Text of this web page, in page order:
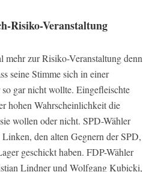
Risiko-Veranstaltung
zur Risiko-Veranstaltung denn
seine Stimme sich in einer
gar nicht wollte. Eingefleischte
hohen Wahrscheinlichkeit die
wollen oder nicht. SPD-Wähler
den alten Gegnern der SPD,
geschickt haben. FDP-Wähler
Lindner und Wolfgang Kubicki,